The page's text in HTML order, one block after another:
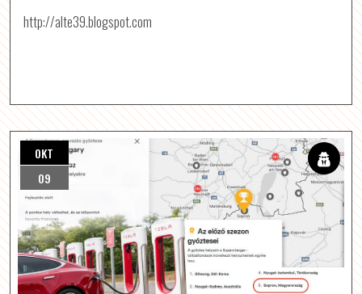
http://alte39.blogspot.com
OKT
09